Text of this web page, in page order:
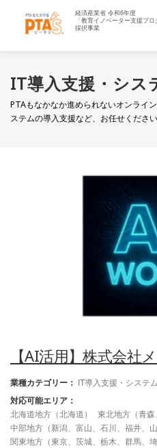
HOME PTA’Sとは▼
よくある質問
IT導入支援・シス
PTAもなかなか進められないオンライ
ステムの導入支援など、お任せください
【AI活用】株式会社
業種カテゴリー：
IT導入支援・システ
対応可能エリア：
北海道地方（北海道）
東北地方（青森
中部地方（新潟、富山、石川、福井、
関東地方（東京、茨城、栃木、群馬、